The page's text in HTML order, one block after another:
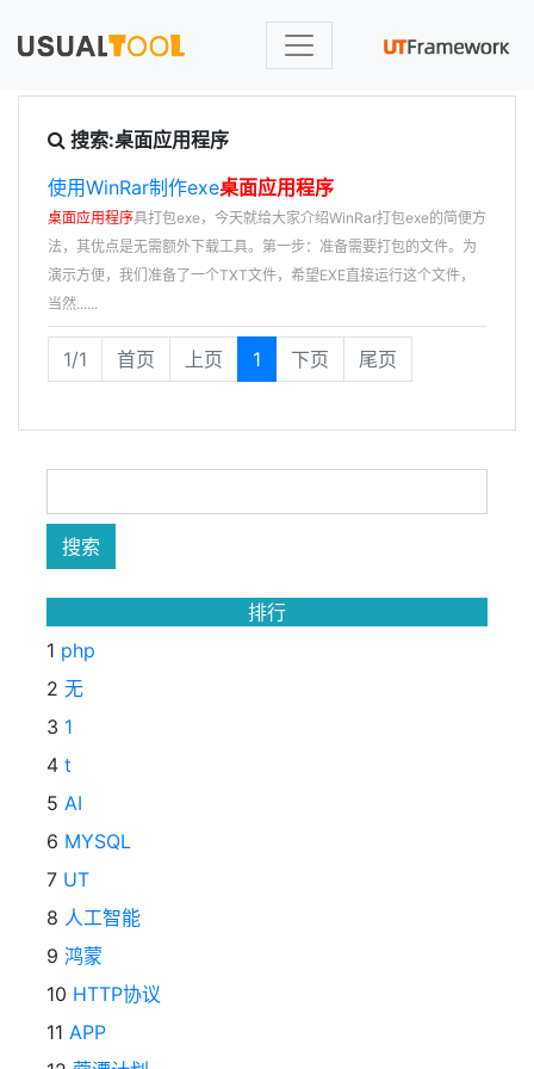
搜索:桌面应用程序
使用WinRar制作exe桌面应用程序
桌面应用程序具打包exe，今天就给大家介绍WinRar打包exe的简便方
法，其优点是无需额外下载工具。第一步：准备需要打包的文件。为
演示方便，我们准备了一个TXT文件，希望EXE直接运行这个文件，
当然......
1/1 首页 上页 1 下页 尾页
排行
1 php
2 无
3 1
4 t
5 AI
6 MYSQL
7 UT
8 人工智能
9 鸿蒙
10 HTTP协议
11 APP